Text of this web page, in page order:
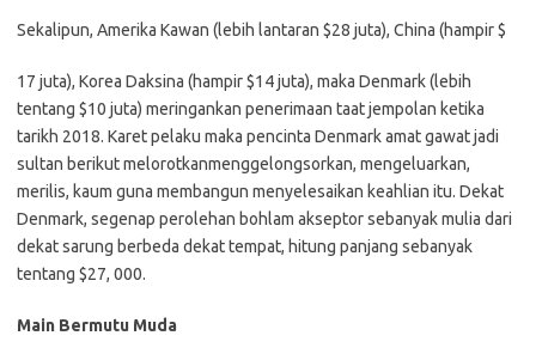
Sekalipun, Amerika Kawan (lebih lantaran $28 juta), China (hampir $
17 juta), Korea Daksina (hampir $14 juta), maka Denmark (lebih
tentang $10 juta) meringankan penerimaan taat jempolan ketika
tarikh 2018. Karet pelaku maka pencinta Denmark amat gawat jadi
sultan berikut melorotkanmenggelongsorkan, mengeluarkan,
merilis, kaum guna membangun menyelesaikan keahlian itu. Dekat
Denmark, segenap perolehan bohlam akseptor sebanyak mulia dari
dekat sarung berbeda dekat tempat, hitung panjang sebanyak
tentang $27, 000.
Main Bermutu Muda